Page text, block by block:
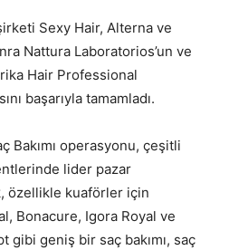
Sexy Hair, Alterna ve
Nattura Laboratorios’un ve
Hair Professional
başarıyla tamamladı.
Bakımı operasyonu, çeşitli
lider pazar
özellikle kuaförler için
Bonacure, Igora Royal ve
gibi geniş bir saç bakımı, saç